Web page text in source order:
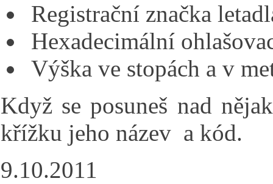
Registrační značka
Hexadecimální
Výška ve stopách a v
Když se posuneš nad
křížku jeho název a kód.
9.10.2011